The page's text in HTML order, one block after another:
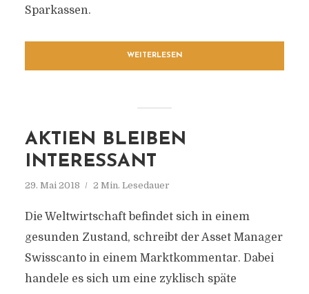
Sparkassen.
WEITERLESEN
AKTIEN BLEIBEN
INTERESSANT
29. Mai 2018 2 Min. Lesedauer
Die Weltwirtschaft befindet sich in einem
gesunden Zustand, schreibt der Asset Manager
Swisscanto in einem Marktkommentar. Dabei
handele es sich um eine zyklisch späte